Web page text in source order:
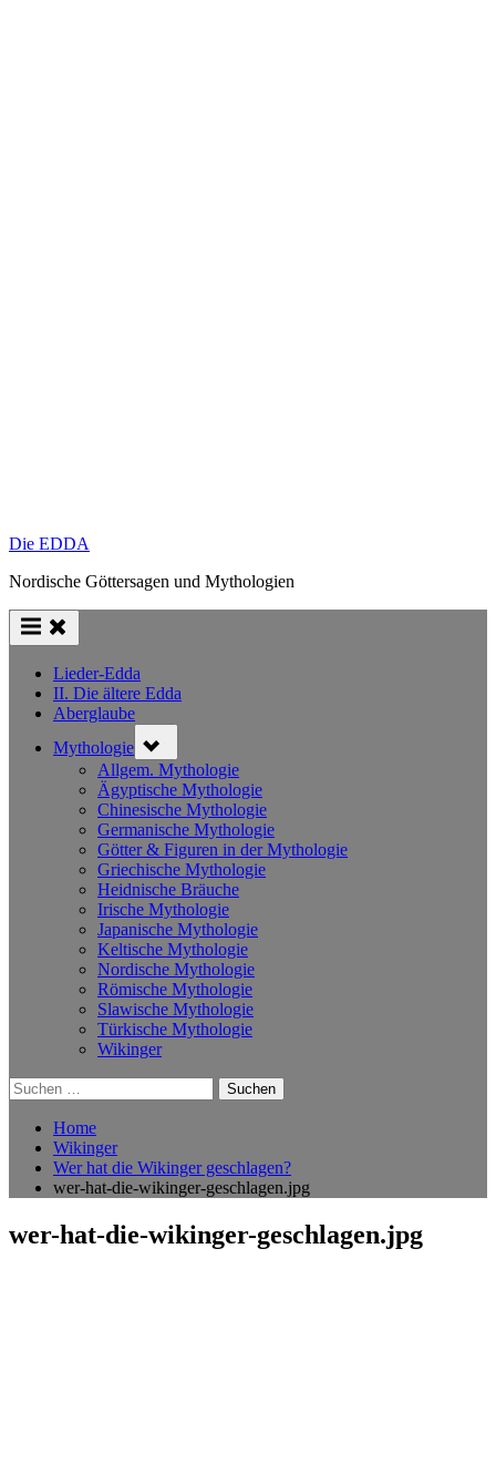
Die EDDA
Nordische Göttersagen und Mythologien
Lieder-Edda
II. Die ältere Edda
Aberglaube
Mythologie sub-
menu
Allgem. Mythologie
Ägyptische Mythologie
Chinesische Mythologie
Germanische Mythologie
Götter & Figuren in der Mythologie
Griechische Mythologie
Heidnische Bräuche
Irische Mythologie
Japanische Mythologie
Keltische Mythologie
Nordische Mythologie
Römische Mythologie
Slawische Mythologie
Türkische Mythologie
Wikinger
Suchen
nach:
Home
Wikinger
Wer hat die Wikinger geschlagen?
wer-hat-die-wikinger-geschlagen.jpg
wer-hat-die-wikinger-geschlagen.jpg